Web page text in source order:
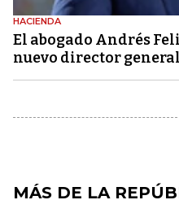
HACIENDA
El abogado Andrés
nuevo director
MÁS DE LA